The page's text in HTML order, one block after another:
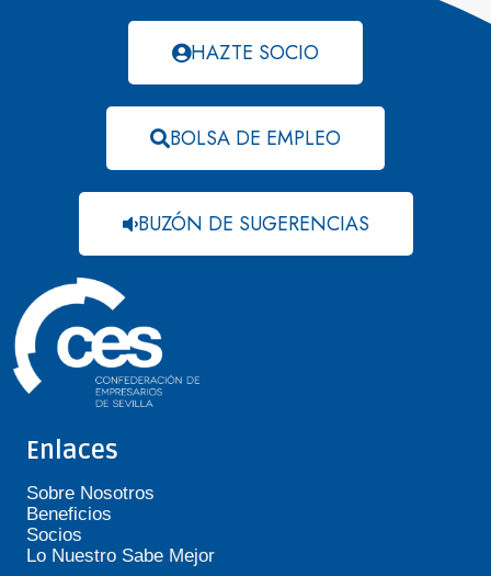
HAZTE SOCIO
BOLSA DE EMPLEO
BUZÓN DE SUGERENCIAS
Enlaces
Sobre Nosotros
Beneficios
Socios
Lo Nuestro Sabe Mejor